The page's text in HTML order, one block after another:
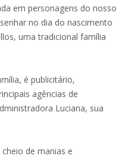
em personagens do nosso
no dia do nascimento
uma tradicional família
é publicitário,
agências de
Luciana, sua
de manias e